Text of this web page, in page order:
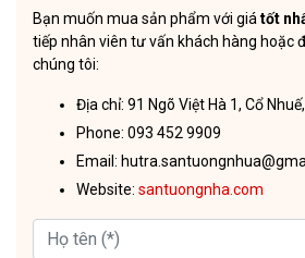
Bạn muốn mua sản phẩm với giá tốt
tiếp nhân viên tư vấn khách hàng hoặc
chúng tôi:
Địa chỉ: 91 Ngõ Việt Hà 1, Cổ
Phone: 093 452 9909
Email:
Website: santuongnha.com